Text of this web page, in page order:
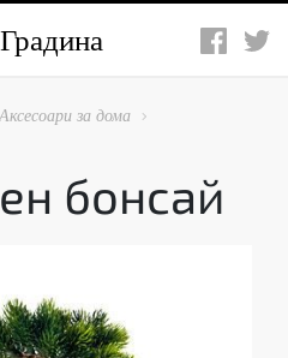
Градина
Аксесоари за дома 
бонсай